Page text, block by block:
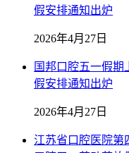
假安排通知出炉
2026年4月27日
国邦口腔五一假期
假安排通知出炉
2026年4月27日
江苏省口腔医院第